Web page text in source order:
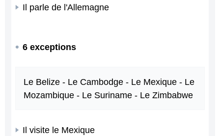
Il parle de l'Allemagne
6 exceptions
Le Belize - Le Cambodge - Le Mexique - Le
Mozambique - Le Suriname - Le Zimbabwe
Il visite le Mexique